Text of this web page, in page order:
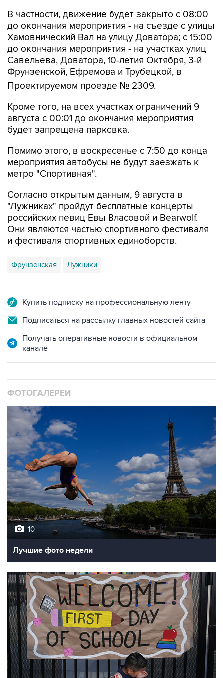
В частности, движение будет закрыто с 08:00
до окончания мероприятия - на съезде с улицы
Хамовнический Вал на улицу Доватора; с 15:00
до окончания мероприятия - на участках улиц
Савельева, Доватора, 10-летия Октября, 3-й
Фрунзенской, Ефремова и Трубецкой, в
Проектируемом проезде № 2309.
Кроме того, на всех участках ограничений 9
августа с 00:01 до окончания мероприятия
будет запрещена парковка.
Помимо этого, в воскресенье с 7:50 до конца
мероприятия автобусы не будут заезжать к
метро "Спортивная".
Согласно открытым данным, 9 августа в
"Лужниках" пройдут бесплатные концерты
российских певиц Евы Власовой и Bearwolf.
Они являются частью спортивного фестиваля
и фестиваля спортивных единоборств.
Фрунзенская Лужники
Купить подписку на профессиональную ленту
Подписаться на рассылку главных новостей сайта
Получать оперативные новости в официальном
канале
ФОТОГАЛЕРЕИ
10
Лучшие фото недели